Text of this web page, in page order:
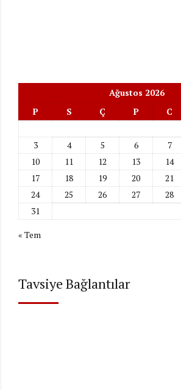
Ağustos 2026
P
S Ç P C
3
4 5 6 7
10
11 12 13 14
17
18 19 20 21
24
25 26 27 28
31
« Tem
Tavsiye Bağlantılar